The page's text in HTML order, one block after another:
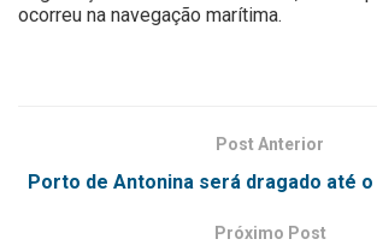
ocorreu na navegação marítima.
Post Anterior
Porto de Antonina será dragado até
Próximo Post